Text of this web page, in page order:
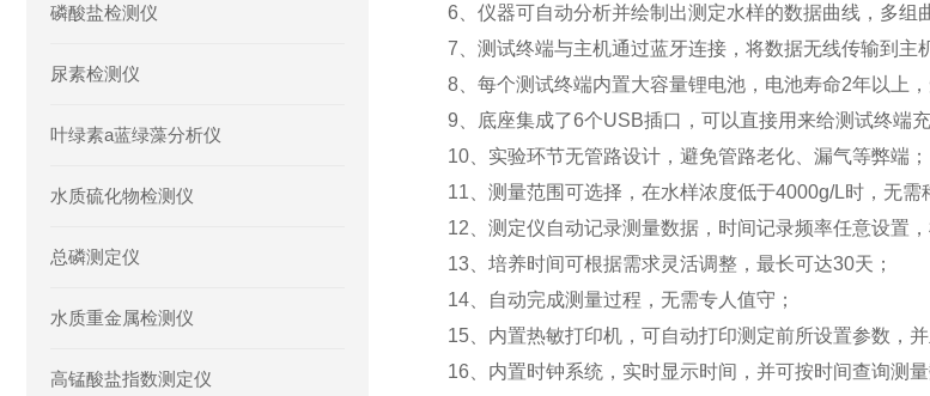
6、仪器可自动分析并绘制出测定水样的数据曲线，多组
7、测试终端与主机通过蓝牙连接，将数据无线传输到主
8、每个测试终端内置大容量锂电池，电池寿命2年以上
9、底座集成了6个USB插口，可以直接用来给测试终端
10、实验环节无管路设计，避免管路老化、漏气等弊端；
11、测量范围可选择，在水样浓度低于4000g/L时，无需
12、测定仪自动记录测量数据，时间记录频率任意设置，
13、培养时间可根据需求灵活调整，最长可达30天；
14、自动完成测量过程，无需专人值守；
15、内置热敏打印机，可自动打印测定前所设置参数，
16、内置时钟系统，实时显示时间，并可按时间查询测
磷酸盐检测仪
尿素检测仪
叶绿素a蓝绿藻分析仪
水质硫化物检测仪
总磷测定仪
水质重金属检测仪
高锰酸盐指数测定仪